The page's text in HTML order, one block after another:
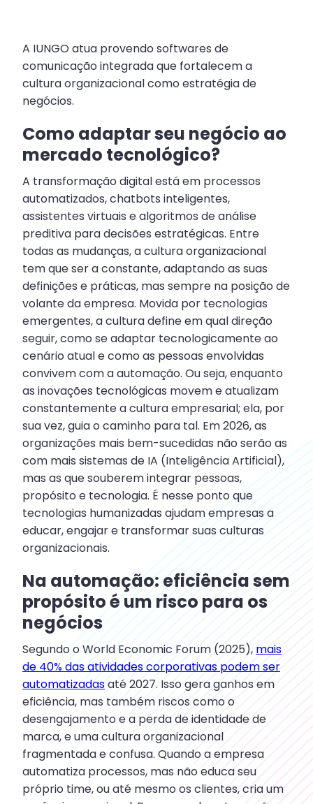
A IUNGO atua provendo softwares de
comunicação integrada que fortalecem a
cultura organizacional como estratégia de
negócios.
Como adaptar seu negócio ao
mercado tecnológico?
A transformação digital está em processos
automatizados, chatbots inteligentes,
assistentes virtuais e algoritmos de análise
preditiva para decisões estratégicas. Entre
todas as mudanças, a cultura organizacional
tem que ser a constante, adaptando as suas
definições e práticas, mas sempre na posição de
volante da empresa. Movida por tecnologias
emergentes, a cultura define em qual direção
seguir, como se adaptar tecnologicamente ao
cenário atual e como as pessoas envolvidas
convivem com a automação. Ou seja, enquanto
as inovações tecnológicas movem e atualizam
constantemente a cultura empresarial; ela, por
sua vez, guia o caminho para tal. Em 2026, as
organizações mais bem-sucedidas não serão as
com mais sistemas de IA (Inteligência Artificial),
mas as que souberem integrar pessoas,
propósito e tecnologia. É nesse ponto que
tecnologias humanizadas ajudam empresas a
educar, engajar e transformar suas culturas
organizacionais.
Na automação: eficiência sem
propósito é um risco para os
negócios
Segundo o World Economic Forum (2025), mais
de 40% das atividades corporativas podem ser
automatizadasaté 2027. Isso gera ganhos em
eficiência, mas também riscos como o
desengajamento e a perda de identidade de
marca, e uma cultura organizacional
fragmentada e confusa. Quando a empresa
automatiza processos, mas não educa seu
próprio time, ou até mesmo os clientes, cria um